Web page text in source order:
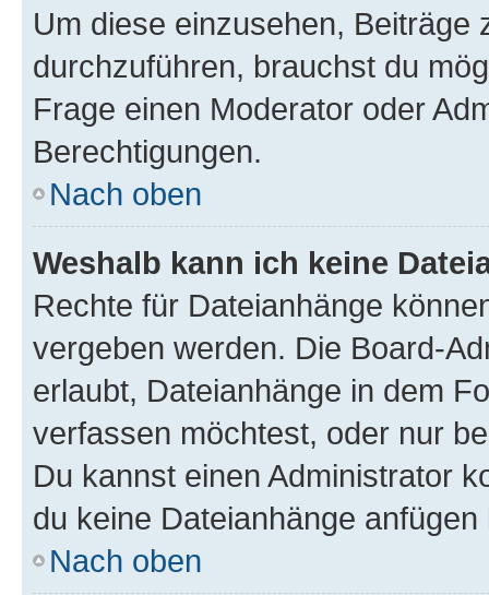
Um diese einzusehen, Beiträge
durchzuführen, brauchst du
Frage einen Moderator oder
Berechtigungen.
Nach oben
Weshalb kann ich keine
Rechte für Dateianhänge
vergeben werden. Die Board-
erlaubt, Dateianhänge in dem
verfassen möchtest, oder nur
Du kannst einen Administrator
du keine Dateianhänge anfügen
Nach oben